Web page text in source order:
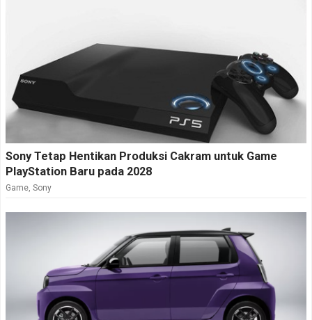
Sony Tetap Hentikan Produksi Cakram untuk Game
PlayStation Baru pada 2028
Game Sony